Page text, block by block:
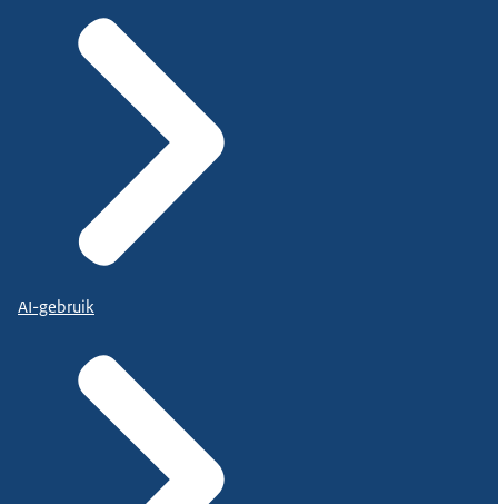
AI-gebruik